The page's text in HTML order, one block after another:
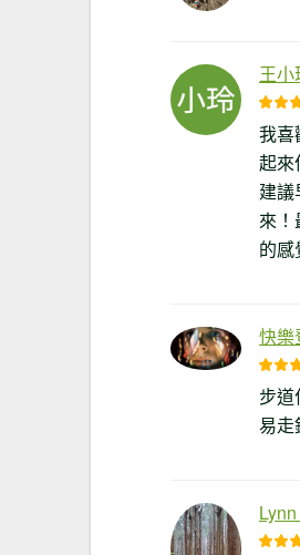
王小
我喜
起來
建
來
的感
快樂
步
易走